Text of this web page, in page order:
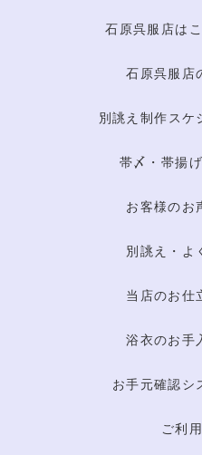
石原呉服店は
石原呉服店
別誂え制作スケ
帯〆・帯揚
お客様のお
別誂え・よ
当店のお仕
浴衣のお手
お手元確認シ
ご利